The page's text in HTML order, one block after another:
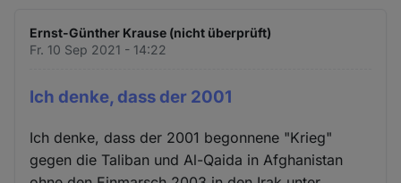
Ernst-Günther Krause (nicht überprüft)
Fr. 10 Sep 2021 - 14:22
Ich denke, dass der 2001
Ich denke, dass der 2001 begonnene "Krieg"
gegen die Taliban und Al-Qaida in Afghanistan